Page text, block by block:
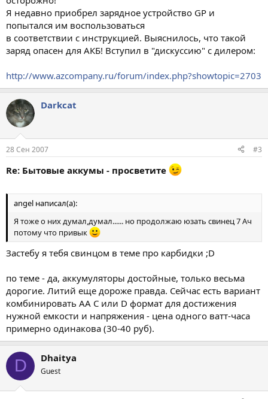
Я недавно приобрел зарядное устройство GP и
попытался им воспользоваться
в соответствии с инструкцией. Выяснилось, что такой
заряд опасен для АКБ! Вступил в "дискуссию" с дилером:
http://www.azcompany.ru/forum/index.php?showtopic=2703
Darkcat
28 Сен 2007 #3
Re: Бытовые аккумы - просветите
angel написал(а):
Я тоже о них думал,думал...... но продолжаю юзать свинец 7 Ач
потому что привык
Застебу я тебя свинцом в теме про карбидки ;D
по теме - да, аккумуляторы достойные, только весьма
дорогие. Литий еще дороже правда. Сейчас есть вариант
комбинировать AA C или D формат для достижения
нужной емкости и напряжения - цена одного ватт-часа
примерно одинакова (30-40 руб).
D Dhaitya
Guest